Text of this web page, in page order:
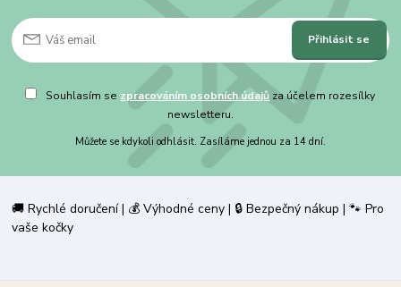
Přihlásit se
Souhlasím se zpracováním osobních údajů za účelem rozesílky
newsletteru.
Můžete se kdykoli odhlásit. Zasíláme jednou za 14 dní.
🚚 Rychlé doručení | 💰 Výhodné ceny | 🔒 Bezpečný nákup | 🐾 Pro
vaše kočky